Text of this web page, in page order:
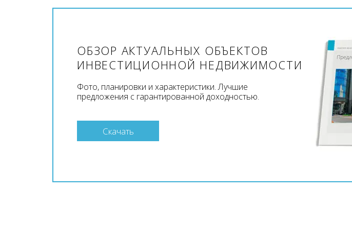
ОБЗОР АКТУАЛЬНЫХ ОБЪЕКТОВ
ИНВЕСТИЦИОННОЙ НЕДВИЖИМОСТИ
Фото, планировки и характеристики. Лучшие
предложения с гарантированной доходностью.
Скачать